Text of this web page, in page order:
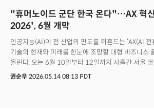
"휴머노이드 군단 한국 온다"…AX 혁
2026', 6월 개막
인공지능(AI)이 전 산업의 판도를 뒤흔드는 ‘AX(AI 전
기술의 현재와 미래를 한눈에 조망할 대형 비즈니스
올린다. 오는 6월 10일부터 12일까지 사흘간 서울
‘제15회 스마트테크 코리아(STK 2026)’가 그 무대다. 올해 STK 2026은
권순우 2026.05.14 08:13 PDT